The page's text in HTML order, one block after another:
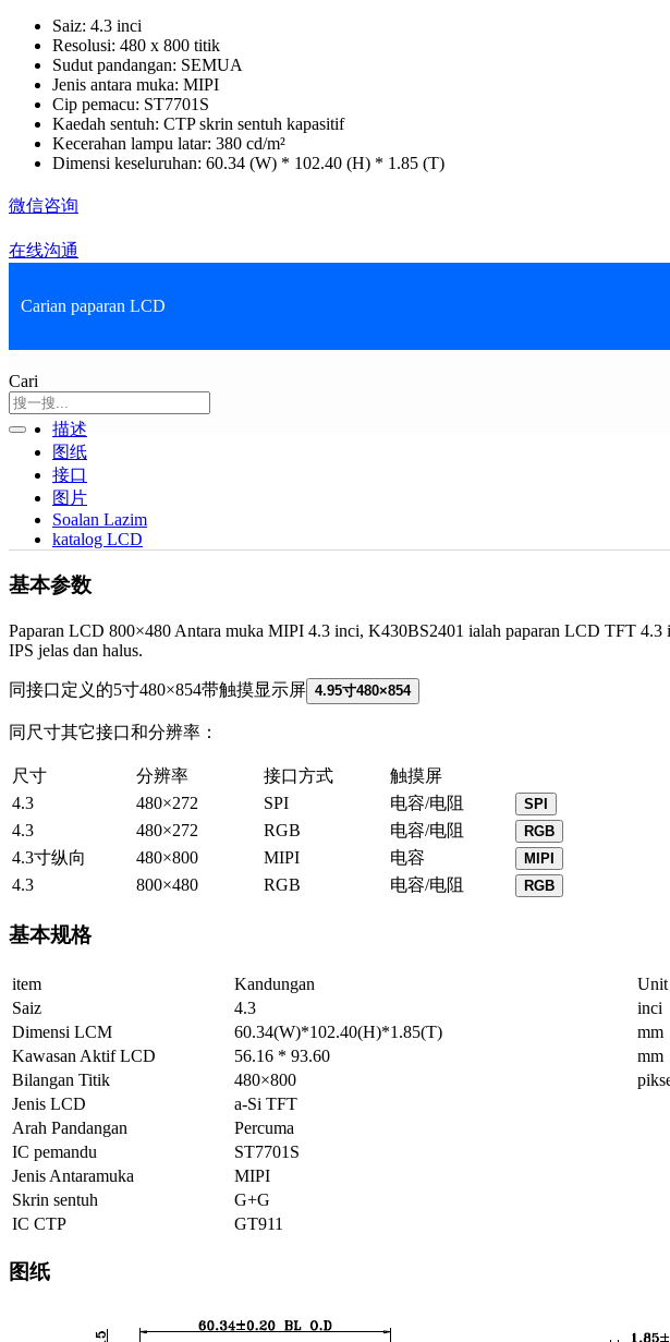
Saiz: 4.3 inci
Resolusi: 480 x 800 titik
Sudut pandangan: SEMUA
Jenis antara muka: MIPI
Cip pemacu: ST7701S
Kaedah sentuh: CTP skrin sentuh kapasitif
Kecerahan lampu latar: 380 cd/m²
Dimensi keseluruhan: 60.34 (W) * 102.40 (H) * 1.85 (T)
微信咨询
在线沟通
Carian paparan LCD
Cari
描述
图纸
接口
图片
Soalan Lazim
katalog LCD
基本参数
Paparan LCD 800×480 Antara muka MIPI 4.3 inci, K430BS2401 ialah paparan LCD TFT 4.3
IPS jelas dan halus.
同接口定义的5寸480×854带触摸显示屏 4.95寸480×854
同尺寸其它接口和分辨率：
尺寸 分辨率 接口方式
触摸屏
4.3
480×272 SPI 电容/电阻 SPI
4.3 480×272 RGB 电容/电阻 RGB
4.3寸纵向 480×800 MIPI 电容 MIPI
4.3 800×480 RGB 电容/电阻 RGB
基本规格
item Kandungan
Unit
Saiz
4.3
inci
Dimensi LCM
60.34(W)*102.40(H)*1.85(T)
mm
Kawasan Aktif LCD
56.16 * 93.60
mm
Bilangan Titik
480×800
Jenis LCD
a-Si TFT
Arah Pandangan
Percuma
IC pemandu
ST7701S
Jenis Antaramuka
MIPI
Skrin sentuh
G+G
IC CTP
GT911
图纸